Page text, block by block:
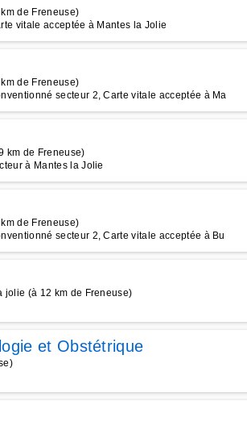
de Freneuse)
vitale acceptée à Mantes la Jolie
de Freneuse)
secteur 2, Carte vitale acceptée à Ma
km de Freneuse)
à Mantes la Jolie
de Freneuse)
secteur 2, Carte vitale acceptée à Bu
jolie (à 12 km de Freneuse)
et Obstétrique